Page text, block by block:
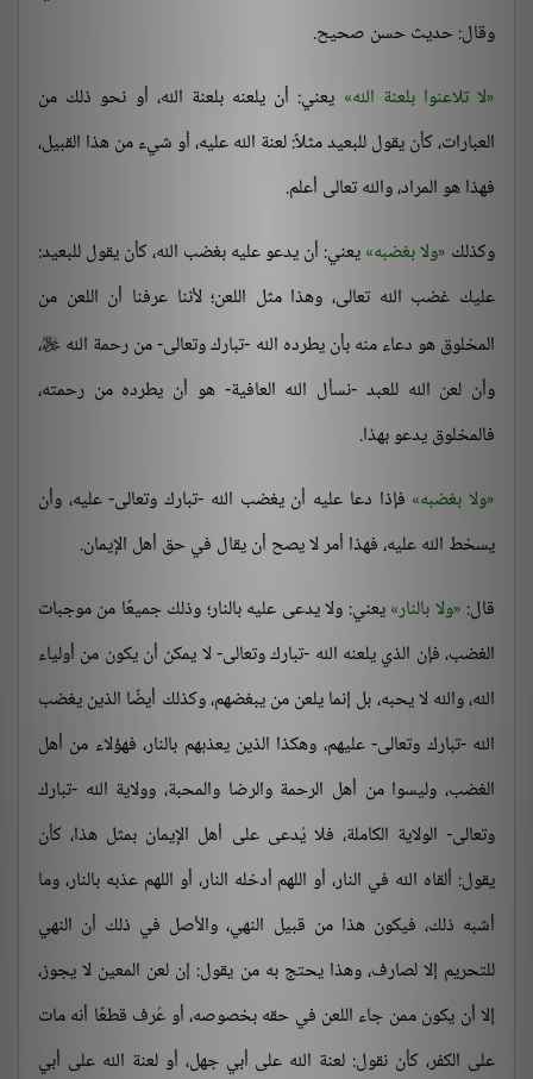
وقال: حديث حسن صحيح.
لا تلاعنوا بلعنة الله يعني: أن يلعنه بلعنة الله، أو نحو ذلك من
العبارات، كأن يقول للبعيد مثلاً: لعنة الله عليه، أو شيء من هذا القبيل،
فهذا هو المراد، والله تعالى أعلم.
وكذلك ولا بغضبه يعني: أن يدعو عليه بغضب الله، كأن يقول للبعيد:
عليك غضب الله تعالى، وهذا مثل اللعن؛ لأننا عرفنا أن اللعن من
المخلوق هو دعاء منه بأن يطرده الله -تبارك وتعالى- من رحمة الله ،
وأن لعن الله للعبد -نسأل الله العافية- هو أن يطرده من رحمته،
فالمخلوق يدعو بهذا.
ولا بغضبه فإذا دعا عليه أن يغضب الله -تبارك وتعالى- عليه، وأن
يسخط الله عليه، فهذا أمر لا يصح أن يقال في حق أهل الإيمان.
قال: ولا بالنار يعني: ولا يدعى عليه بالنار؛ وذلك جميعًا من موجبات
الغضب، فإن الذي يلعنه الله -تبارك وتعالى- لا يمكن أن يكون من أولياء
الله، والله لا يحبه، بل إنما يلعن من يبغضهم، وكذلك أيضًا الذين يغضب
الله -تبارك وتعالى- عليهم، وهكذا الذين يعذبهم بالنار، فهؤلاء من أهل
الغضب، وليسوا من أهل الرحمة والرضا والمحبة، وولاية الله -تبارك
وتعالى- الولاية الكاملة، فلا يُدعى على أهل الإيمان بمثل هذا، كأن
يقول: ألقاه الله في النار، أو اللهم أدخله النار، أو اللهم عذبه بالنار، وما
أشبه ذلك، فيكون هذا من قبيل النهي، والأصل في ذلك أن النهي
للتحريم إلا لصارف، وهذا يحتج به من يقول: إن لعن المعين لا يجوز،
إلا أن يكون ممن جاء اللعن في حقه بخصوصه، أو عُرف قطعًا أنه مات
على الكفر، كأن نقول: لعنة الله على أبي جهل، أو لعنة الله على أبي